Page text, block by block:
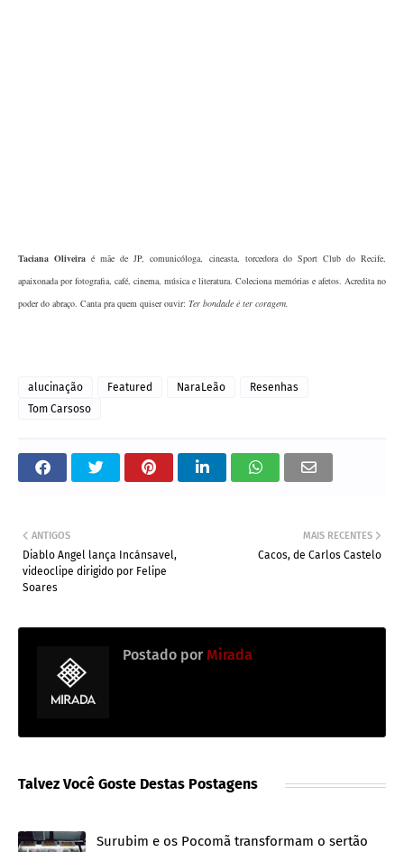
Taciana Oliveira é mãe de JP, comunicóloga, cineasta, torcedora do Sport Club do Recife,
apaixonada por fotografia, café, cinema, música e literatura. Coleciona memórias e afetos. Acredita no
poder do abraço. Canta pra quem quiser ouvir: Ter bondade é ter coragem.
alucinação Featured NaraLeão
Resenhas
Tom Carsoso
MAIS RECENTES
Cacos, de Carlos Castelo
ANTIGOS
Diablo Angel lança Incánsavel,
videoclipe dirigido por Felipe
Soares
Postado por Mirada
Talvez Você Goste Destas Postagens
Surubim e os Pocomã transformam o sertão